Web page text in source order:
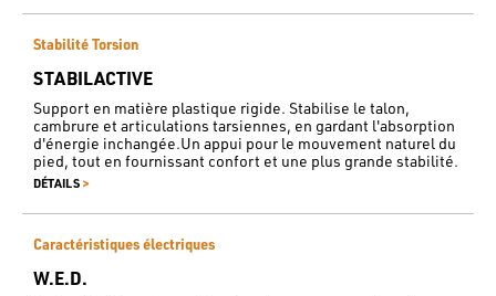
Stabilité Torsion
STABILACTIVE
Support en matière plastique rigide. Stabilise le talon,
cambrure et articulations tarsiennes, en gardant l'absorption
d'énergie inchangée.Un appui pour le mouvement naturel du
pied, tout en fournissant confort et une plus grande stabilité.
DÉTAILS >
Caractéristiques électriques
W.E.D.